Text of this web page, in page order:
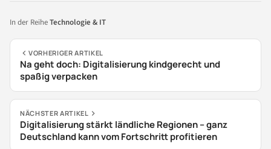
In der ReiheTechnologie & IT
VORHERIGER ARTIKEL
Na geht doch: Digitalisierung kindgerecht und
spaßig verpacken
NÄCHSTER ARTIKEL
Digitalisierung stärkt ländliche Regionen – ganz
Deutschland kann vom Fortschritt profitieren